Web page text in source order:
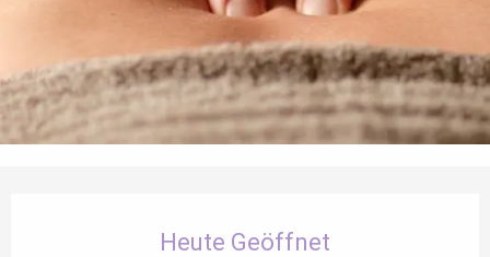
Heute Geöffnet